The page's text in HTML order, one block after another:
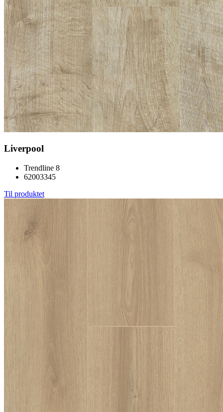
Liverpool
Trendline 8
62003345
Til produktet